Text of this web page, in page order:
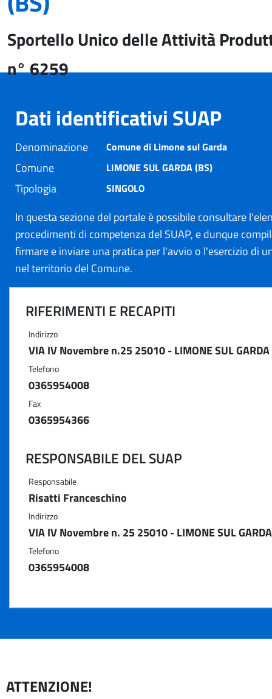
Sportello Unico delle Attività
n° 6259
Dati identificativi SUAP
Denominazione Comune di Limone sul Garda
Comune LIMONE SUL GARDA (BS)
Tipologia SINGOLO
In questa sezione del portale è possibile consultare
procedimenti di competenza del SUAP, e dunque
firmare e inviare una pratica per l'avvio o l'esercizio di
nel territorio del Comune.
RIFERIMENTI E RECAPITI
Indirizzo
VIA IV Novembre n.25 25010 - LIMONE SUL
Telefono
0365954008
Fax
0365954366
RESPONSABILE DEL SUAP
Responsabile
Risatti Franceschino
Indirizzo
VIA IV Novembre n. 25 25010 - LIMONE SUL
Telefono
0365954008
ATTENZIONE!